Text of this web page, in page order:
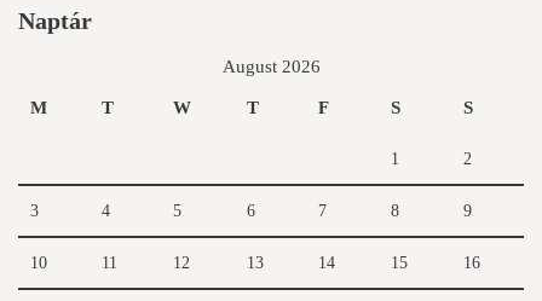
Naptár
August 2026
M T W T F S S
1 2
3 4 5 6 7 8 9
10 11 12 13 14 15 16